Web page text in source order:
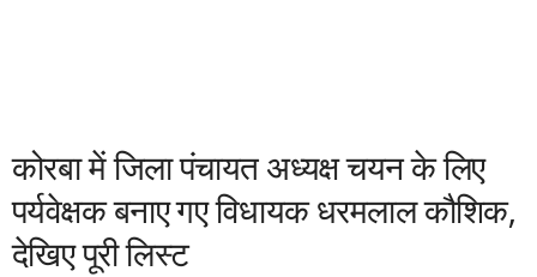
कोरबा में जिला पंचायत अध्यक्ष चयन के लिए
पर्यवेक्षक बनाए गए विधायक धरमलाल कौशिक,
देखिए पूरी लिस्ट